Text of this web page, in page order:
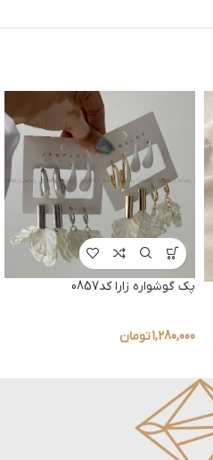
پک گوشواره زارا کد0857
1,280,000تومان